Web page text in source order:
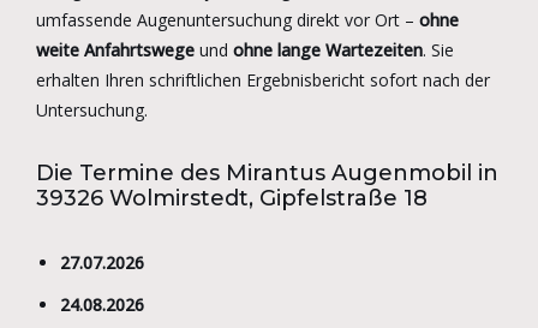
umfassende Augenuntersuchung direkt vor Ort – ohne
weite Anfahrtswege und ohne lange Wartezeiten. Sie
erhalten Ihren schriftlichen Ergebnisbericht sofort nach der
Untersuchung.
Die Termine des Mirantus Augenmobil in
39326 Wolmirstedt, Gipfelstraße 18
27.07.2026
24.08.2026